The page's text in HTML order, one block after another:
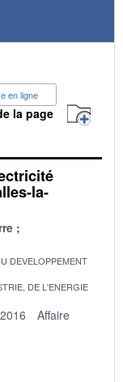
en ligne
la page
la-
DEVELOPPEMENT
DE L'ENERGIE
Affaire